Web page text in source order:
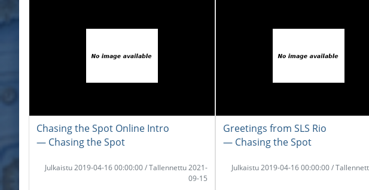
Chasing the Spot Online Intro
― Chasing the Spot
Julkaistu 2019-04-16 00:00:00 / Tallennettu 2021-
09-15
Greetings from SLS Rio
― Chasing the Spot
Julkaistu 2019-04-16 00:00:00 /